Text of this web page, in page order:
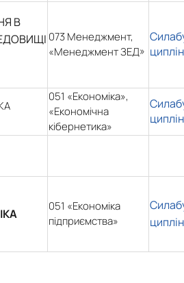
В
073 Менеджмент,
«Менеджмент ЗЕД»
051 «Економіка»,
«Економічна
кібернетика»
051 «Економіка
підприємства»